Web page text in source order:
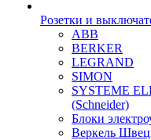
Розетки и
ABB
BERKER
LEGRAND
SIMON
SYSTEME
(Schneider)
Блоки
Веркель